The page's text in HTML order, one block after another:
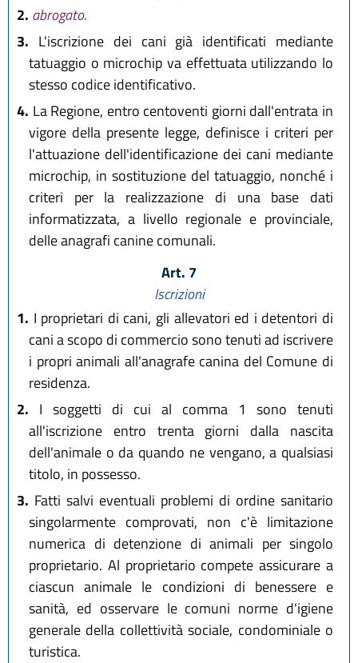
2. abrogato.
3. L'iscrizione dei cani già identificati mediante
tatuaggio o microchip va effettuata utilizzando lo
stesso codice identificativo.
4. La Regione, entro centoventi giorni dall'entrata in
vigore della presente legge, definisce i criteri per
l'attuazione dell'identificazione dei cani mediante
microchip, in sostituzione del tatuaggio, nonché i
criteri per la realizzazione di una base dati
informatizzata, a livello regionale e provinciale,
delle anagrafi canine comunali.
Art. 7
Iscrizioni
1. I proprietari di cani, gli allevatori ed i detentori di
cani a scopo di commercio sono tenuti ad iscrivere
i propri animali all'anagrafe canina del Comune di
residenza.
2. I soggetti di cui al comma 1 sono tenuti
all'iscrizione entro trenta giorni dalla nascita
dell'animale o da quando ne vengano, a qualsiasi
titolo, in possesso.
3. Fatti salvi eventuali problemi di ordine sanitario
singolarmente comprovati, non c'è limitazione
numerica di detenzione di animali per singolo
proprietario. Al proprietario compete assicurare a
ciascun animale le condizioni di benessere e
sanità, ed osservare le comuni norme d'igiene
generale della collettività sociale, condominiale o
turistica.